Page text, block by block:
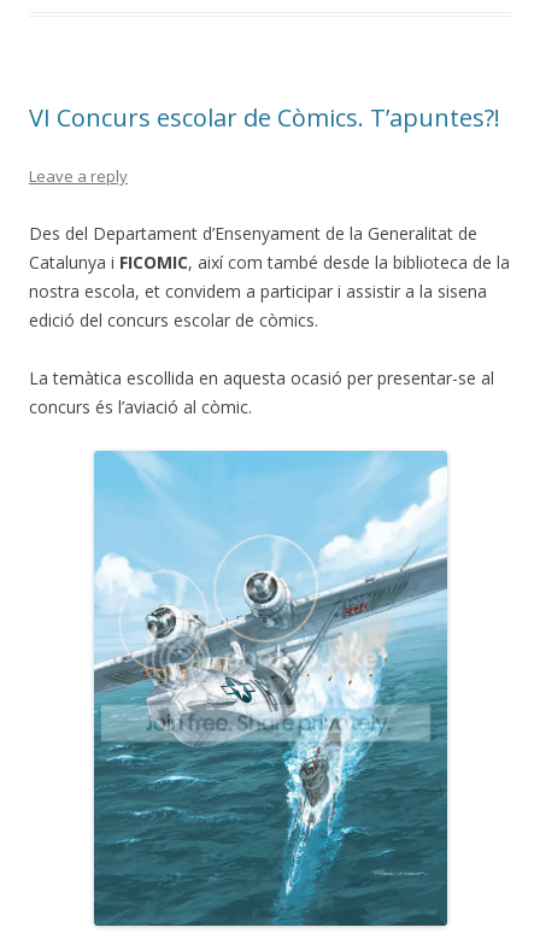
VI Concurs escolar de Còmics. T’apuntes?!
Leave a reply
Des del Departament d’Ensenyament de la Generalitat de
Catalunya i FICOMIC, així com també desde la biblioteca de la
nostra escola, et convidem a participar i assistir a la sisena
edició del concurs escolar de còmics.
La temàtica escollida en aquesta ocasió per presentar-se al
concurs és l’aviació al còmic.